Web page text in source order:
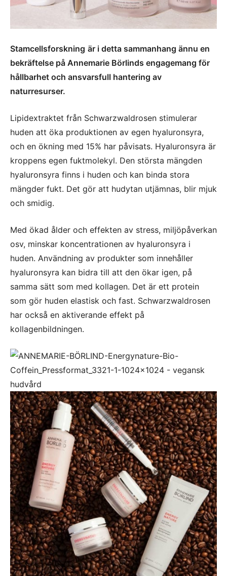
Stamcellsforskning är i detta sammanhang ännu en
bekräftelse på Annemarie Börlinds engagemang för
hållbarhet och ansvarsfull hantering av
naturresurser.
Lipidextraktet från Schwarzwaldrosen stimulerar
huden att öka produktionen av egen hyaluronsyra,
och en ökning med 15% har påvisats. Hyaluronsyra är
kroppens egen fuktmolekyl. Den största mängden
hyaluronsyra finns i huden och kan binda stora
mängder fukt. Det gör att hudytan utjämnas, blir mjuk
och smidig.
Med ökad ålder och effekten av stress, miljöpåverkan
osv, minskar koncentrationen av hyaluronsyra i
huden. Användning av produkter som innehåller
hyaluronsyra kan bidra till att den ökar igen, på
samma sätt som med kollagen. Det är ett protein
som gör huden elastisk och fast. Schwarzwaldrosen
har också en aktiverande effekt på
kollagenbildningen.